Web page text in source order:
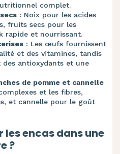
complet.
: Noix pour les acides
fruits secs pour les
rapide et nourrissant.
: Les œufs fournissent
et des vitamines, tandis
antioxydants et une
de pomme et cannelle
et les fibres,
et cannelle pour le goût
encas dans une
?